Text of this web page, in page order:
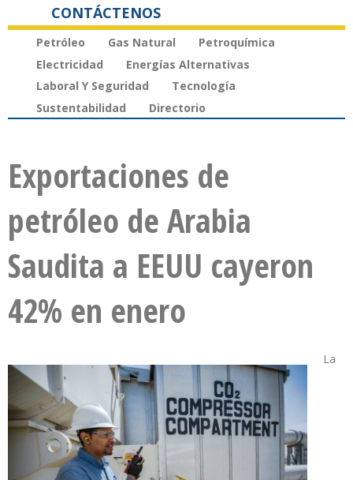
CONTÁCTENOS
Petróleo Gas Natural
Petroquímica
Electricidad
Energías Alternativas
Laboral Y Seguridad
Tecnología
Sustentabilidad
Directorio
Exportaciones de
petróleo de Arabia
Saudita a EEUU cayeron
42% en enero
La